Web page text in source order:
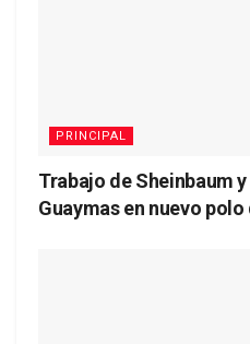
PRINCIPAL
Trabajo de Sheinbaum
Guaymas en nuevo